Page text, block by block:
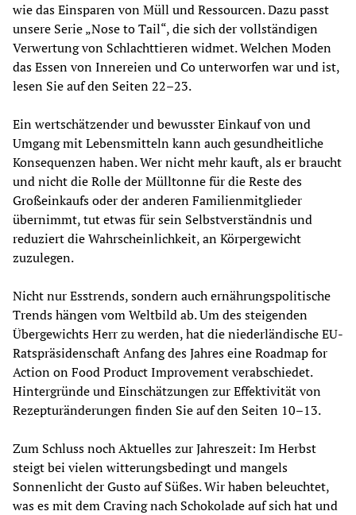
wie das Einsparen von Müll und Ressourcen. Dazu passt
unsere Serie „Nose to Tail“, die sich der vollständigen
Verwertung von Schlachttieren widmet. Welchen Moden
das Essen von Innereien und Co unterworfen war und ist,
lesen Sie auf den Seiten 22–23.
Ein wertschätzender und bewusster Einkauf von und
Umgang mit Lebensmitteln kann auch gesundheitliche
Konsequenzen haben. Wer nicht mehr kauft, als er braucht
und nicht die Rolle der Mülltonne für die Reste des
Großeinkaufs oder der anderen Familienmitglieder
übernimmt, tut etwas für sein Selbstverständnis und
reduziert die Wahrscheinlichkeit, an Körpergewicht
zuzulegen.
Nicht nur Esstrends, sondern auch ernährungspolitische
Trends hängen vom Weltbild ab. Um des steigenden
Übergewichts Herr zu werden, hat die niederländische EU-
Ratspräsidenschaft Anfang des Jahres eine Roadmap for
Action on Food Product Improvement verabschiedet.
Hintergründe und Einschätzungen zur Effektivität von
Rezepturänderungen finden Sie auf den Seiten 10–13.
Zum Schluss noch Aktuelles zur Jahreszeit: Im Herbst
steigt bei vielen witterungsbedingt und mangels
Sonnenlicht der Gusto auf Süßes. Wir haben beleuchtet,
was es mit dem Craving nach Schokolade auf sich hat und